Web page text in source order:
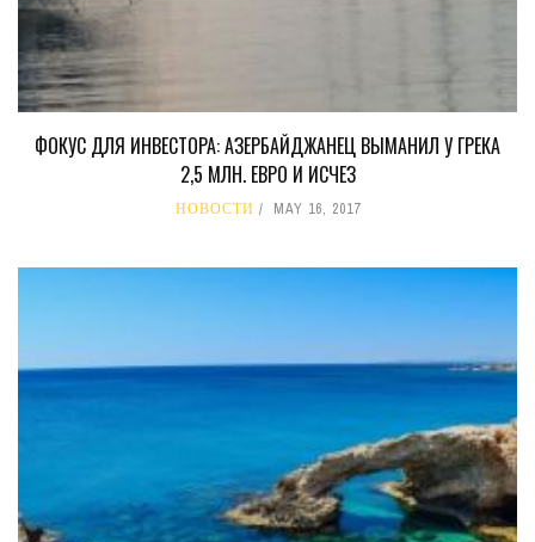
ФОКУС ДЛЯ ИНВЕСТОРА: АЗЕРБАЙДЖАНЕЦ ВЫМАНИЛ У ГРЕКА
2,5 МЛН. ЕВРО И ИСЧЕЗ
НОВОСТИ MAY 16, 2017